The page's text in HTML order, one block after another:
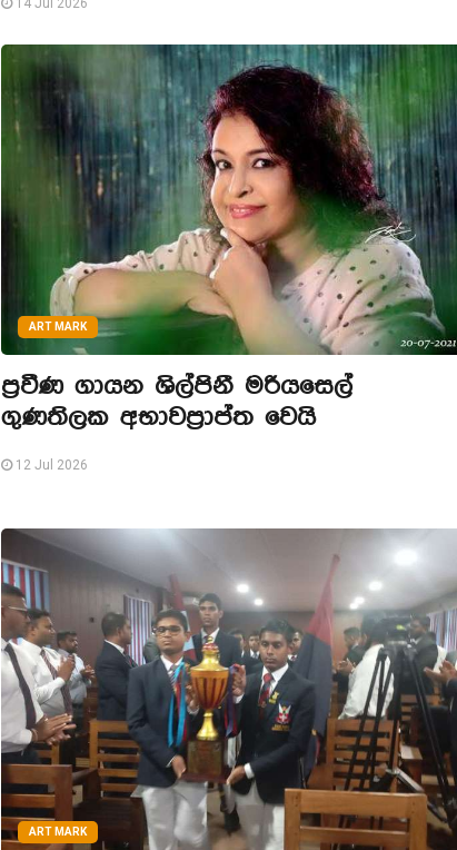
14 Jul 2026
ART MARK
ප්‍රවීණ ගායන ශිල්පිනී මරියසෙල්
ගුණතිලක අභාවප්‍රාප්ත වෙයි
12 Jul 2026
ART MARK